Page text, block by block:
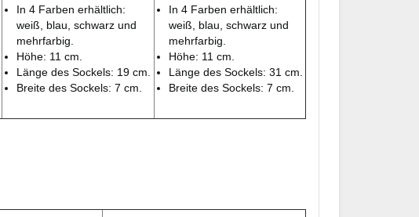
In 4 Farben erhältlich:
weiß, blau, schwarz und
mehrfarbig.
Höhe: 11 cm.
Länge des Sockels: 19 cm.
Breite des Sockels: 7 cm.
In 4 Farben erhältlich:
weiß, blau, schwarz und
mehrfarbig.
Höhe: 11 cm.
Länge des Sockels: 31 cm.
Breite des Sockels: 7 cm.